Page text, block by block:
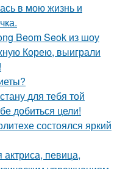
в мою жизнь и
Beom Seok из шоу
Корею, выиграли
для тебя той
добиться цели!
состоялся яркий
певица,